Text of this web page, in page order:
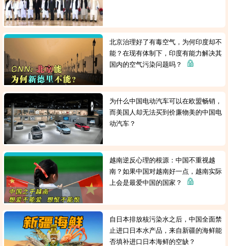
北京治理好了有毒空气，为何印度却不
能？在现有体制下，印度有能力解决其
国内的空气污染问题吗？
为什么中国电动汽车可以在欧盟畅销，
而美国人却无法买到价廉物美的中国电
动汽车？
越南逆反心理的根源：中国不重视越
南？如果中国对越南好一点，越南实际
上会是最爱中国的国家？
自日本排放核污染水之后，中国全面禁
止进口日本水产品，来自新疆的海鲜能
否填补进口日本海鲜的空缺？